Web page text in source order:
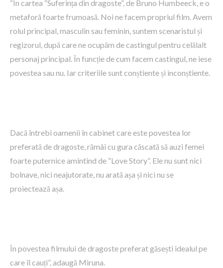
“În cartea “Suferința din dragoste”, de Bruno Humbeeck, e o
metaforă foarte frumoasă. Noi ne facem propriul film. Avem
rolul principal, masculin sau feminin, suntem scenaristul și
regizorul, după care ne ocupăm de castingul pentru celălalt
personaj principal. În funcție de cum facem castingul, ne iese
povestea sau nu. Iar criteriile sunt conștiente și inconștiente.
Dacă întrebi oamenii în cabinet care este povestea lor
preferată de dragoste, rămâi cu gura căscată să auzi femei
foarte puternice amintind de “Love Story”. Ele nu sunt nici
bolnave, nici neajutorate, nu arată așa și nici nu se
proiectează așa.
În povestea filmului de dragoste preferat găsești idealul pe
care îl cauți”, adaugă Miruna.